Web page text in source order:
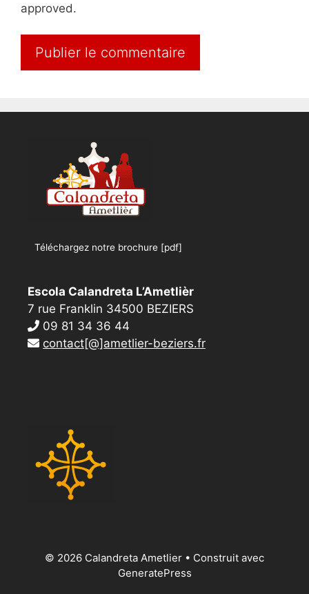
approved.
Téléchargez notre brochure [pdf]
Escola Calandreta L’Ametlièr
7 rue Franklin 34500 BEZIERS
09 81 34 36 44
contact[@]ametlier-beziers.fr
© 2026 Calandreta Ametlier • Construit avec
GeneratePress